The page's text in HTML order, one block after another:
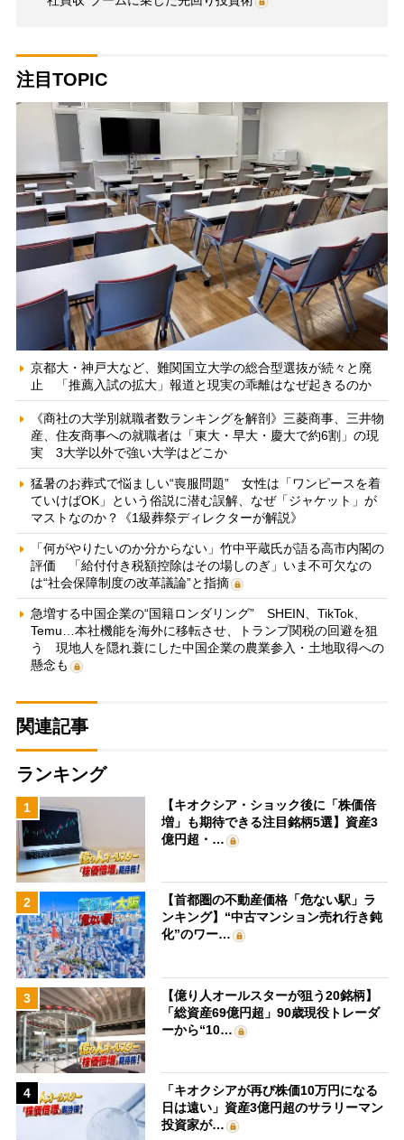
注目TOPIC
京都大・神戸大など、難関国立大学の総合型選抜が続々と廃
止 「推薦入試の拡大」報道と現実の乖離はなぜ起きるのか
《商社の大学別就職者数ランキングを解剖》三菱商事、三井物
産、住友商事への就職者は「東大・早大・慶大で約6割」の現
実 3大学以外で強い大学はどこか
猛暑のお葬式で悩ましい“喪服問題” 女性は「ワンピースを着
ていけばOK」という俗説に潜む誤解、なぜ「ジャケット」が
マストなのか？《1級葬祭ディレクターが解説》
「何がやりたいのか分からない」竹中平蔵氏が語る高市内閣の
評価 「給付付き税額控除はその場しのぎ」いま不可欠なの
は“社会保障制度の改革議論”と指摘
急増する中国企業の“国籍ロンダリング” SHEIN、TikTok、
Temu…本社機能を海外に移転させ、トランプ関税の回避を狙
う 現地人を隠れ蓑にした中国企業の農業参入・土地取得への
懸念も
関連記事
ランキング
1
【キオクシア・ショック後に「株価倍
増」も期待できる注目銘柄5選】資産3
億円超・…
2
【首都圏の不動産価格「危ない駅」ラ
ンキング】“中古マンション売れ行き鈍
化”のワー…
3
【億り人オールスターが狙う20銘柄】
「総資産69億円超」90歳現役トレーダ
ーから“10…
4
「キオクシアが再び株価10万円になる
日は遠い」資産3億円超のサラリーマン
投資家が…